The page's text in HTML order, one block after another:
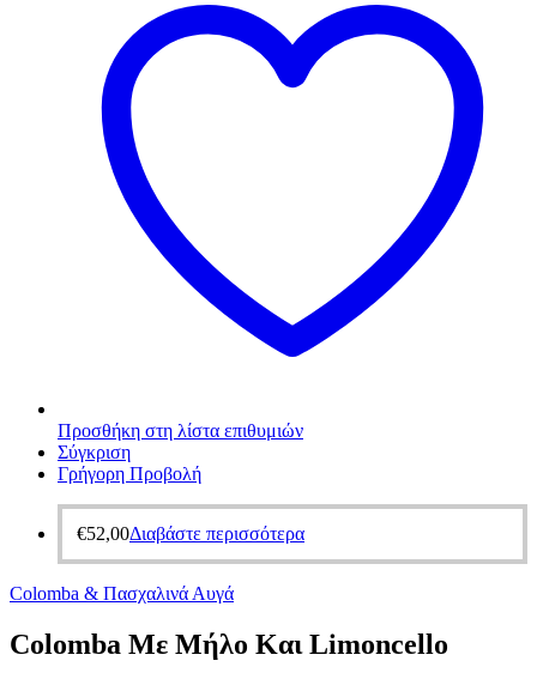
Προσθήκη στη λίστα επιθυμιών
Σύγκριση
Γρήγορη Προβολή
€52,00Διαβάστε περισσότερα
Colomba & Πασχαλινά Αυγά
Colomba Mε Μήλο Και Limoncello